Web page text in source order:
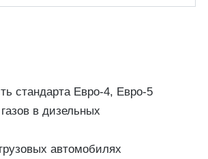
стандарта Евро-4, Евро-5
в дизельных
автомобилях